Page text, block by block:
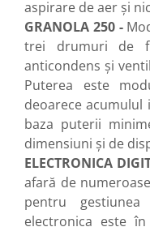
aspirare de aer şi
GRANOLA 250 -
trei drumuri de
anticondens şi
Puterea este
deoarece
baza puterii
dimensiuni şi de
ELECTRONICA
afară de
pentru
electronica este